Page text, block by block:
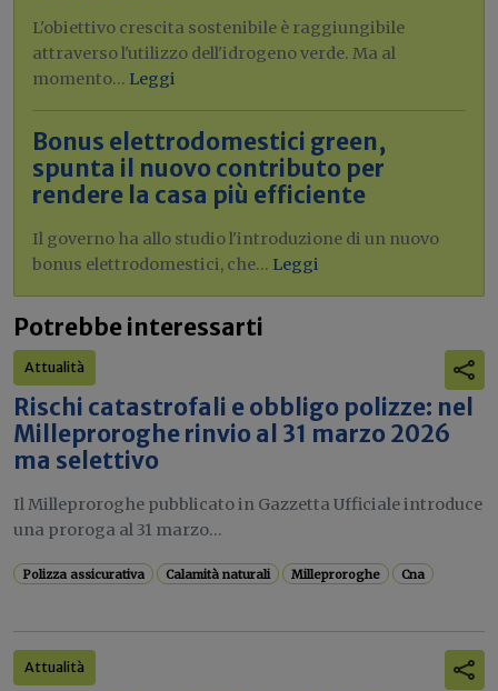
L'obiettivo crescita sostenibile è raggiungibile
attraverso l'utilizzo dell'idrogeno verde. Ma al
momento... Leggi
Bonus elettrodomestici green,
spunta il nuovo contributo per
rendere la casa più efficiente
Il governo ha allo studio l'introduzione di un nuovo
bonus elettrodomestici, che... Leggi
Potrebbe interessarti
Attualità
Rischi catastrofali e obbligo polizze: nel
Milleproroghe rinvio al 31 marzo 2026
ma selettivo
Il Milleproroghe pubblicato in Gazzetta Ufficiale introduce
una proroga al 31 marzo...
Polizza assicurativa Calamità naturali Milleproroghe Cna
Attualità